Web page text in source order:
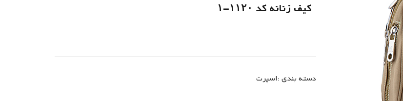
کیف زنانه کد ۱۱۲۰-۱
دسته بندی :اسپرت